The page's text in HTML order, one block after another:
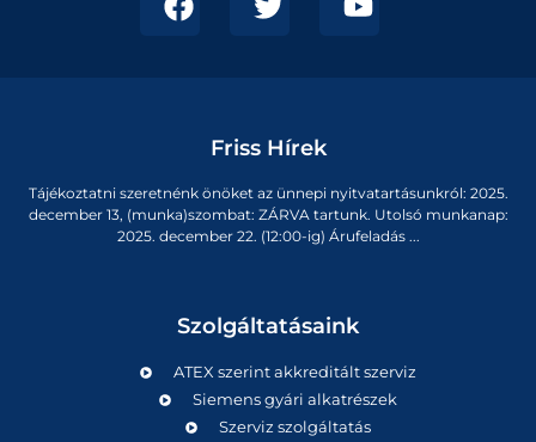
Friss Hírek
Tájékoztatni szeretnénk önöket az ünnepi nyitvatartásunkról: 2025.
december 13, (munka)szombat: ZÁRVA tartunk. Utolsó munkanap:
2025. december 22. (12:00-ig) Árufeladás ...
Szolgáltatásaink
ATEX szerint akkreditált szerviz
Siemens gyári alkatrészek
Szerviz szolgáltatás